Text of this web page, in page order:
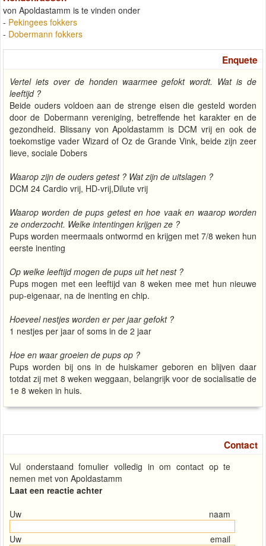
von Apoldastamm is te vinden onder
- Pekingees fokkers
- Dobermann fokkers
Enquete
Vertel iets over de honden waarmee gefokt wordt. Wat is de
leeftijd ?
Beide ouders voldoen aan de strenge eisen die gesteld worden
door de Dobermann vereniging, betreffende het karakter en de
gezondheid. Blissany von Apoldastamm is DCM vrij en ook de
toekomstige vader Wizard of Oz de Grande Vink, beide zijn zeer
lieve, sociale Dobers
Waarop zijn de ouders getest ? Wat zijn de uitslagen ?
DCM 24 Cardio vrij, HD-vrij,Dilute vrij
Waarop worden de pups getest en hoe vaak en waarop worden
ze onderzocht. Welke intentingen krijgen ze ?
Pups worden meermaals ontwormd en krijgen met 7/8 weken hun
eerste inenting
Op welke leeftijd mogen de pups uit het nest ?
Pups mogen met een leeftijd van 8 weken mee met hun nieuwe
pup-eigenaar, na de inenting en chip.
Hoeveel nestjes worden er per jaar gefokt ?
1 nestjes per jaar of soms in de 2 jaar
Hoe en waar groeien de pups op ?
Pups worden bij ons in de huiskamer geboren en blijven daar
totdat zij met 8 weken weggaan, belangrijk voor de socialisatie de
1e 8 weken in huis.
Contact
Vul onderstaand fomulier volledig in om contact op te
nemen met von Apoldastamm
Laat een reactie achter
Uw naam
Uw email